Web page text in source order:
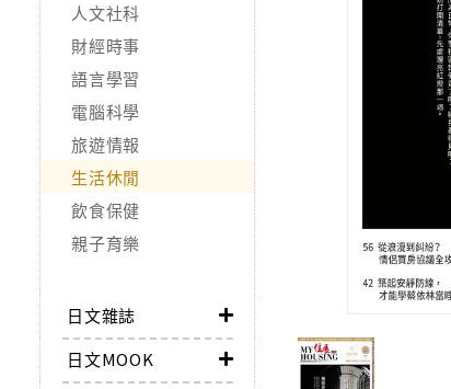
人文社科
財經時事
語言學習
電腦科學
旅遊情報
生活休閒
飲食保健
親子育樂
日文雜誌
日文MOOK